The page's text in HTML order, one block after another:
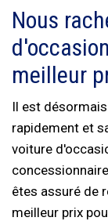
Nous
meilleur
Il est
rapidement et
voiture
êtes assuré de
meilleur prix